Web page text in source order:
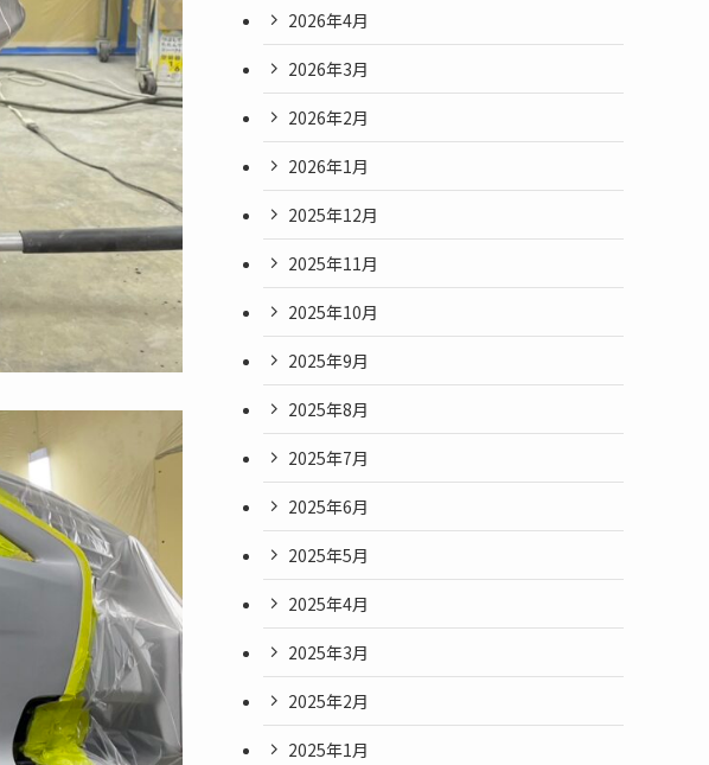
2026年4月
2026年3月
2026年2月
2026年1月
2025年12月
2025年11月
2025年10月
2025年9月
2025年8月
2025年7月
2025年6月
2025年5月
2025年4月
2025年3月
2025年2月
2025年1月